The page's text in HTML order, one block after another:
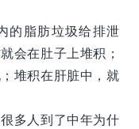
的脂肪垃圾给排泄
会在肚子上堆积；
堆积在肝脏中，就
多人到了中年为什